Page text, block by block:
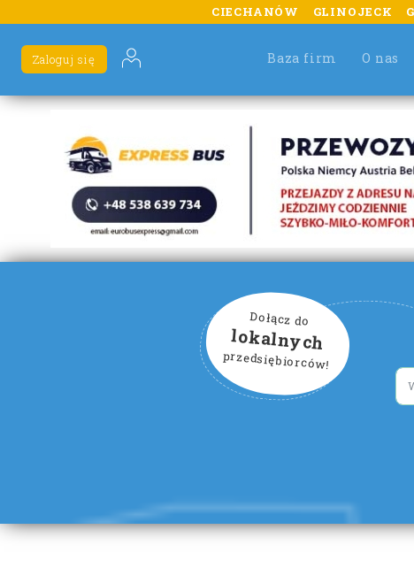
CIECHANÓW GLINOJECK
Baza firm O nas
Zaloguj się
Dołącz do
lokalnych
przedsiębiorców!
lorem ipsum